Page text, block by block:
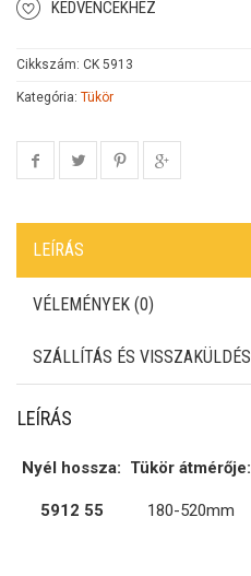
KEDVENCEKHEZ
Cikkszám: CK 5913
Kategória: Tükör
LEÍRÁS
VÉLEMÉNYEK (0)
SZÁLLÍTÁS ÉS VISSZAKÜLDÉS
LEÍRÁS
Nyél hossza: Tükör átmérője:
5912 55 180-520mm